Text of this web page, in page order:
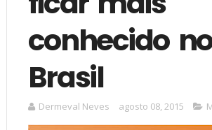
conhecido no
Brasil
Dermeval Neves agosto 08, 2015